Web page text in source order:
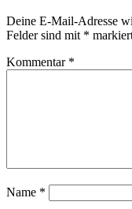
Deine E-Mail-Adresse
Felder sind mit *
Kommentar *
Name *